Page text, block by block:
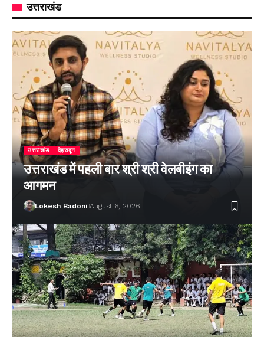
उत्तराखंड
उत्तराखंड देहरादून
उत्तराखंड में पहली बार श्री श्री वेलबीइंग का
आगमन
Lokesh Badoni August 6, 2026